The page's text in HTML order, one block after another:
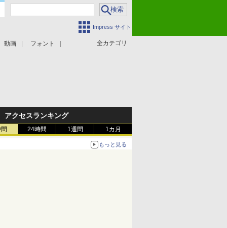
Impress サイト
全カテゴリ
動画 フォント
アクセスランキング
24時間 1週間 1カ月
もっと見る